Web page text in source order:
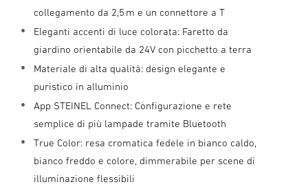
collegamento da 2,5 m e un connettore a T
Eleganti accenti di luce colorata: Faretto da
giardino orientabile da 24V con picchetto a terra
Materiale di alta qualità: design elegante e
puristico in alluminio
App STEINEL Connect: Configurazione e rete
semplice di più lampade tramite Bluetooth
True Color: resa cromatica fedele in bianco caldo,
bianco freddo e colore, dimmerabile per scene di
illuminazione flessibili